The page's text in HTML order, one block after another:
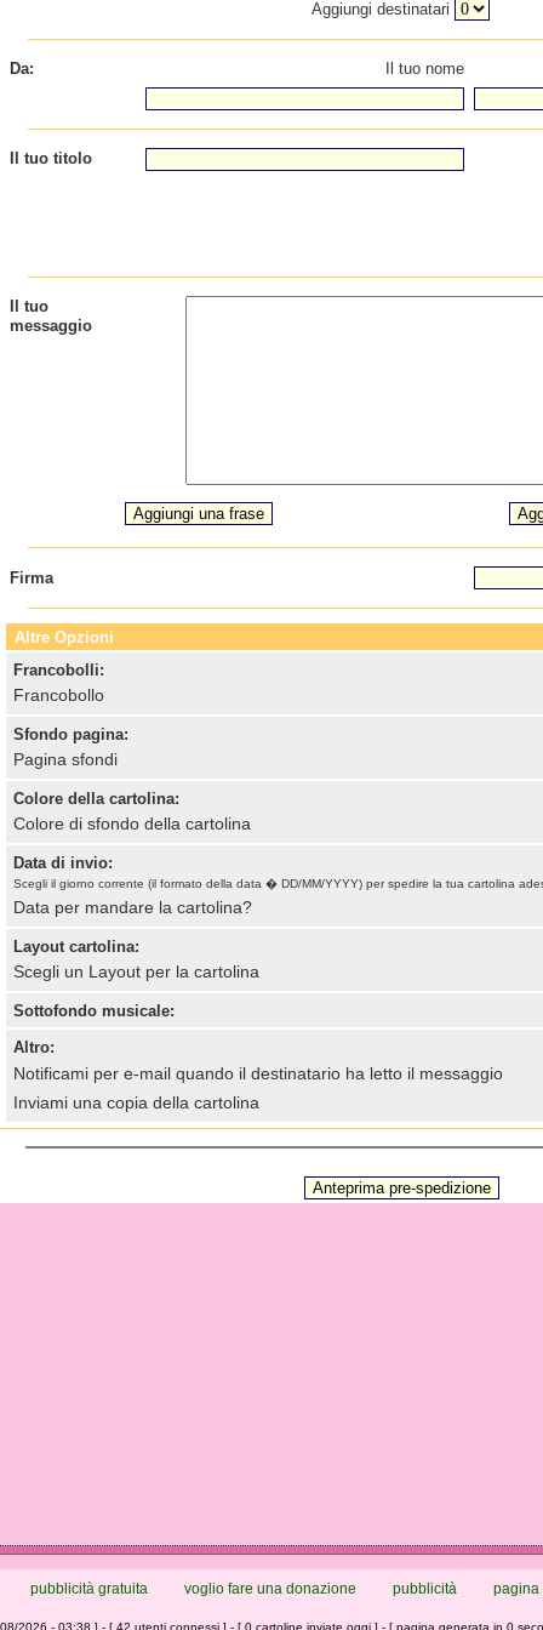
Aggiungi destinatari
Da: Il tuo nome
Il tuo titolo
Il tuo
messaggio
Firma
Altre Opzioni
Francobolli:
Francobollo
Sfondo pagina:
Pagina sfondi
Colore della cartolina:
Colore di sfondo della cartolina
Data di invio:
Scegli il giorno corrente (il formato della data � DD/MM/YYYY) per spedire la tua cartolina
Data per mandare la cartolina?
Layout cartolina:
Scegli un Layout per la cartolina
Sottofondo musicale:
Altro:
Notificami per e-mail quando il destinatario ha letto il messaggio
Inviami una copia della cartolina
pubblicità gratuita voglio fare una donazione pubblicità pagina
2026 - 03:38 ] - [ 42 utenti connessi ] - [ 0 cartoline inviate oggi ] - [ pagina generata in 0